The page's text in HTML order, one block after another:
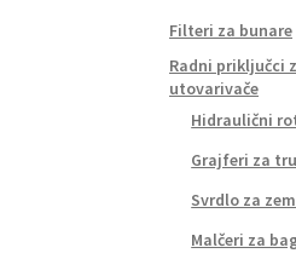
Filteri za bunare
Radni priključci
utovarivače
Hidraulični
Grajferi za
Svrdlo za
Malčeri za